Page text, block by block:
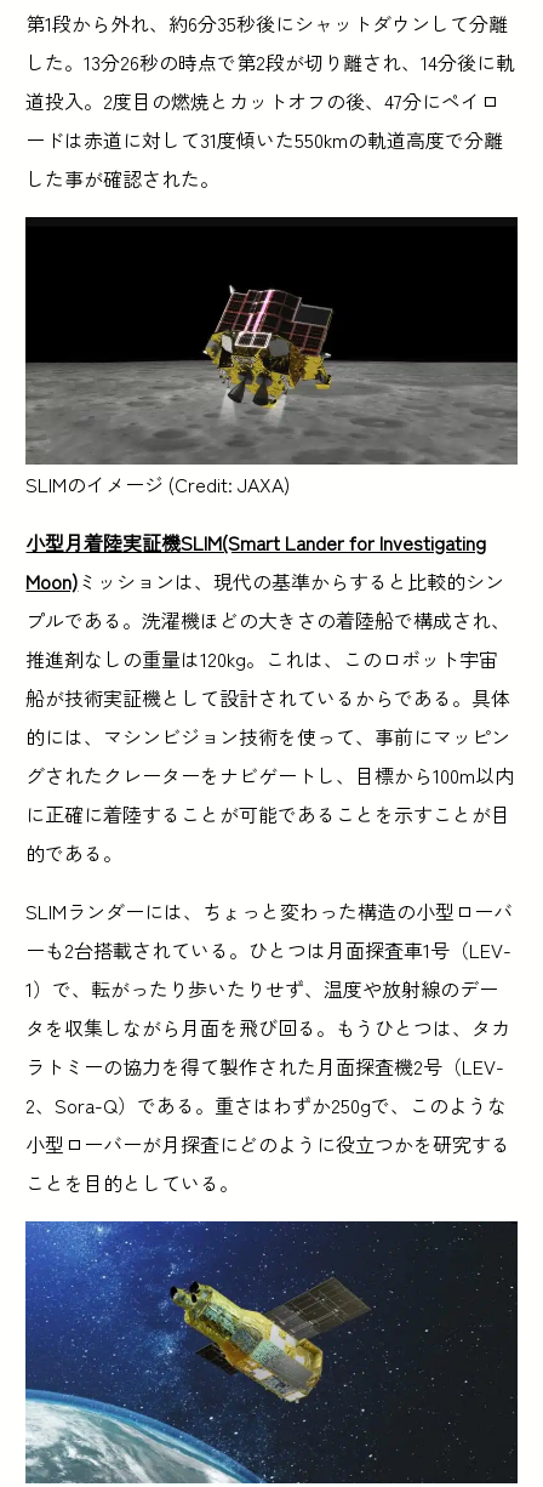
第1段から外れ、約6分35秒後にシャットダウンして分離
した。13分26秒の時点で第2段が切り離され、14分後に軌
道投入。2度目の燃焼とカットオフの後、47分にペイロ
ードは赤道に対して31度傾いた550kmの軌道高度で分離
した事が確認された。
SLIMのイメージ (Credit: JAXA)
小型月着陸実証機SLIM(Smart Lander for Investigating
Moon)ミッションは、現代の基準からすると比較的シン
プルである。洗濯機ほどの大きさの着陸船で構成され、
推進剤なしの重量は120kg。これは、このロボット宇宙
船が技術実証機として設計されているからである。具体
的には、マシンビジョン技術を使って、事前にマッピン
グされたクレーターをナビゲートし、目標から100m以内
に正確に着陸することが可能であることを示すことが目
的である。
SLIMランダーには、ちょっと変わった構造の小型ローバ
ーも2台搭載されている。ひとつは月面探査車1号（LEV-
1）で、転がったり歩いたりせず、温度や放射線のデー
タを収集しながら月面を飛び回る。もうひとつは、タカ
ラトミーの協力を得て製作された月面探査機2号（LEV-
2、Sora-Q）である。重さはわずか250gで、このような
小型ローバーが月探査にどのように役立つかを研究する
ことを目的としている。